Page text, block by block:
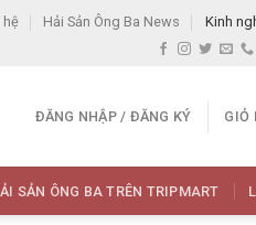
hệ Hải Sản Ông Ba News Kinh
ĐĂNG NHẬP / ĐĂNG KÝ GIỎ
SẢN ÔNG BA TRÊN TRIPMART